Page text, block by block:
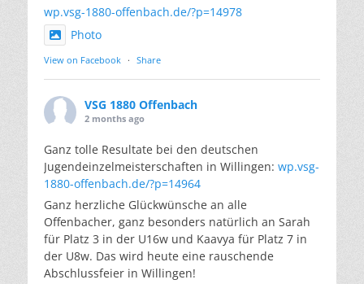
wp.vsg-1880-offenbach.de/?p=14978
Photo
View on Facebook · Share
VSG 1880 Offenbach
2 months ago
Ganz tolle Resultate bei den deutschen
Jugendeinzelmeisterschaften in Willingen: wp.vsg-
1880-offenbach.de/?p=14964
Ganz herzliche Glückwünsche an alle
Offenbacher, ganz besonders natürlich an Sarah
für Platz 3 in der U16w und Kaavya für Platz 7 in
der U8w. Das wird heute eine rauschende
Abschlussfeier in Willingen!